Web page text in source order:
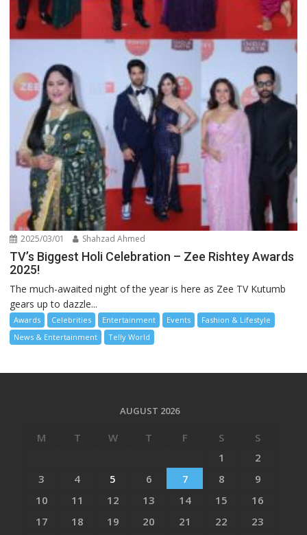
2025/03/01 Shahzad Ahmed
TV’s Biggest Holi Celebration – Zee Rishtey Awards
2025!
The much-awaited night of the year is here as Zee TV Kutumb
gears up to dazzle...
Awards Celebrities Entertainment Events
Fashion & Lifestyle
News & Entertainment
Telly World
AUGUST 2026
M T W T F S
S
1
2
3
4 5 6 7 8
9
10
11 12 13 14 15
16
17
18 19 20 21 22
23